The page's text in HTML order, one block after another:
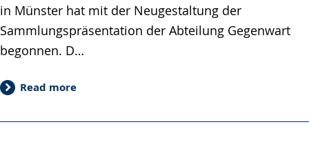
in Münster hat mit der Neugestaltung der
Sammlungspräsentation der Abteilung Gegenwart
begonnen. D…
Read more